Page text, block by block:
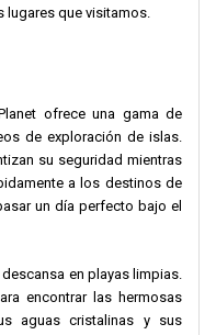
lugares que visitamos.
ofrece una gama de
de exploración de islas.
su seguridad mientras
a los destinos de
un día perfecto bajo el
en playas limpias.
encontrar las hermosas
aguas cristalinas y sus